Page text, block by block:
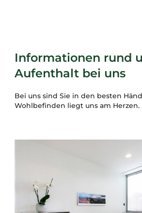
Informationen rund
Aufenthalt bei uns
Bei uns sind Sie in den besten
Wohlbefinden liegt uns am Herzen.